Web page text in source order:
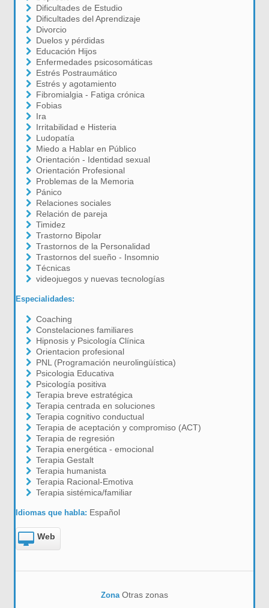
Dificultades de Estudio
Dificultades del Aprendizaje
Divorcio
Duelos y pérdidas
Educación Hijos
Enfermedades psicosomáticas
Estrés Postraumático
Estrés y agotamiento
Fibromialgia - Fatiga crónica
Fobias
Ira
Irritabilidad e Histeria
Ludopatía
Miedo a Hablar en Público
Orientación - Identidad sexual
Orientación Profesional
Problemas de la Memoria
Pánico
Relaciones sociales
Relación de pareja
Timidez
Trastorno Bipolar
Trastornos de la Personalidad
Trastornos del sueño - Insomnio
Técnicas
videojuegos y nuevas tecnologías
Especialidades:
Coaching
Constelaciones familiares
Hipnosis y Psicología Clínica
Orientacion profesional
PNL (Programación neurolingüística)
Psicologia Educativa
Psicología positiva
Terapia breve estratégica
Terapia centrada en soluciones
Terapia cognitivo conductual
Terapia de aceptación y compromiso (ACT)
Terapia de regresión
Terapia energética - emocional
Terapia Gestalt
Terapia humanista
Terapia Racional-Emotiva
Terapia sistémica/familiar
Idiomas que habla: Español
Web
Zona Otras zonas